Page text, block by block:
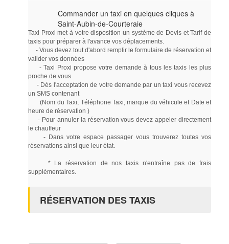
Commander un taxi en quelques cliques à
Saint-Aubin-de-Courteraie
Taxi Proxi met à votre disposition un système de Devis et Tarif de
taxis pour préparer à l'avance vos déplacements.
- Vous devez tout d'abord remplir le formulaire de réservation et
valider vos données
- Taxi Proxi propose votre demande à tous les taxis les plus
proche de vous
- Dés l'acceptation de votre demande par un taxi vous recevez
un SMS contenant
(Nom du Taxi, Téléphone Taxi, marque du véhicule et Date et
heure de réservation )
- Pour annuler la réservation vous devez appeler directement
le chauffeur
- Dans votre espace passager vous trouverez toutes vos
réservations ainsi que leur état.
* La réservation de nos taxis n'entraîne pas de frais
supplémentaires.
RÉSERVATION DES TAXIS